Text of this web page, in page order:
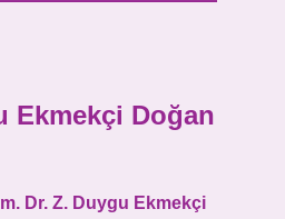
Ekmekçi Doğan
Dr. Z. Duygu Ekmekçi